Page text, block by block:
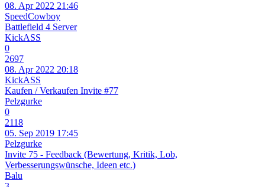
08. Apr 2022 21:46
SpeedCowboy
Battlefield 4 Server
KickASS
0
2697
08. Apr 2022 20:18
KickASS
Kaufen / Verkaufen Invite #77
Pelzgurke
0
2118
05. Sep 2019 17:45
Pelzgurke
Invite 75 - Feedback (Bewertung, Kritik, Lob,
Verbesserungswünsche, Ideen etc.)
Balu